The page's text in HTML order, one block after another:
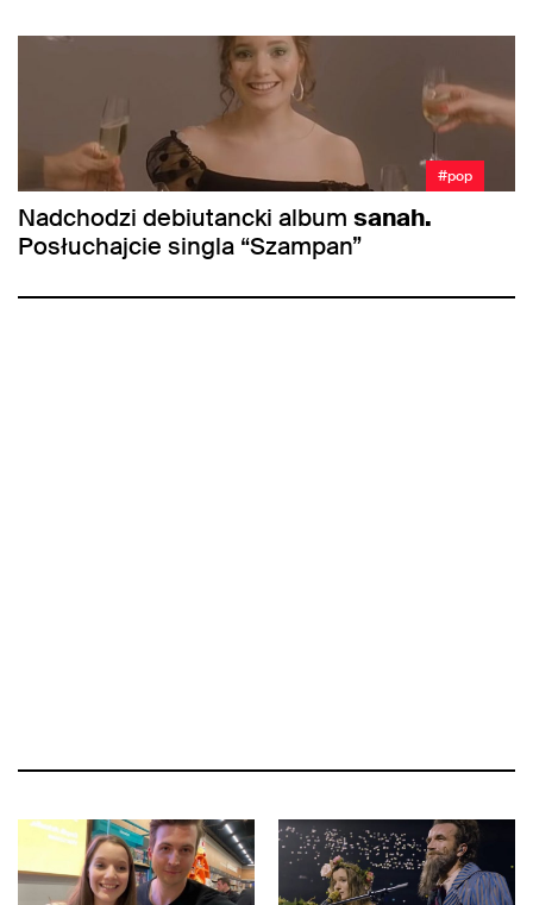
#pop
Nadchodzi debiutancki album sanah.
Posłuchajcie singla “Szampan”